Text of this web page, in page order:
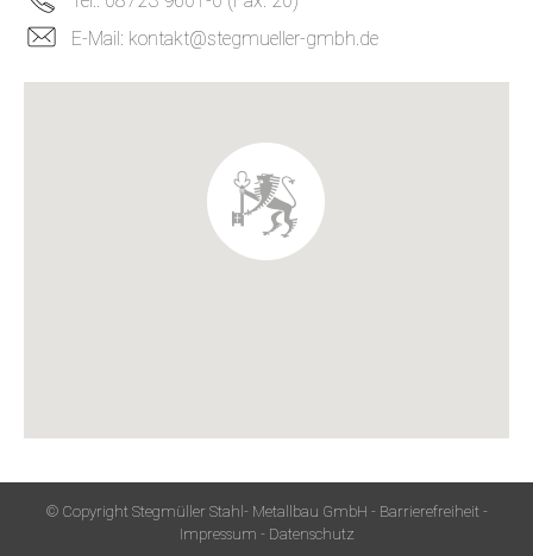
E-Mail: kontakt@stegmueller-gmbh.de
© Copyright Stegmüller Stahl- Metallbau GmbH - Barrierefreiheit-
Impressum - Datenschutz